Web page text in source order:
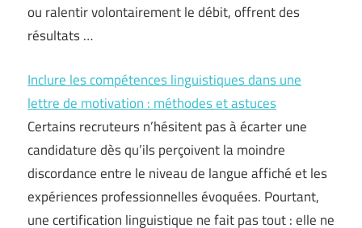
ou ralentir volontairement le débit, offrent des
résultats …
Inclure les compétences linguistiques dans une
lettre de motivation : méthodes et astuces
Certains recruteurs n’hésitent pas à écarter une
candidature dès qu’ils perçoivent la moindre
discordance entre le niveau de langue affiché et les
expériences professionnelles évoquées. Pourtant,
une certification linguistique ne fait pas tout : elle ne